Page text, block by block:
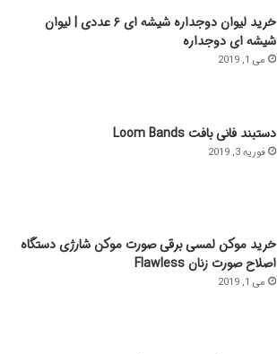
خرید لیوان دوجداره شیشه ای ۶ عددی | لیوان
شیشه ای دوجداره
می 1, 2019
دستبند فانی بافت Loom Bands
فوریه 3, 2019
خرید موکن لمسی برقی صورت موکن شارژی دستگاه
اصلاح صورت زنان Flawless
می 1, 2019